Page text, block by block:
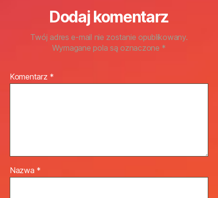
Dodaj komentarz
Twój adres e-mail nie zostanie opublikowany.
Wymagane pola są oznaczone *
Komentarz *
Nazwa *